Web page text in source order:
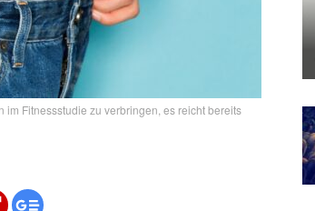
Fitnessstudie zu verbringen, es reicht bereits